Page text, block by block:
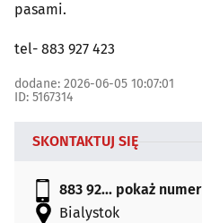
pasami.
tel- 883 927 423
dodane: 2026-06-05 10:07:01
ID: 5167314
SKONTAKTUJ SIĘ
883 92... pokaż numer
Bialystok